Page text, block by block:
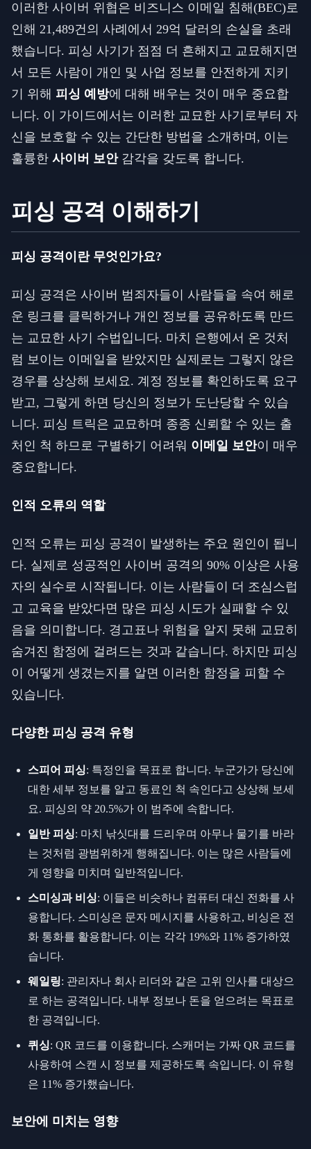
이러한 사이버 위협은 비즈니스 이메일 침해(BEC)로
인해 21,489건의 사례에서 29억 달러의 손실을 초래
했습니다. 피싱 사기가 점점 더 흔해지고 교묘해지면
서 모든 사람이 개인 및 사업 정보를 안전하게 지키
기 위해 피싱 예방에 대해 배우는 것이 매우 중요합
니다. 이 가이드에서는 이러한 교묘한 사기로부터 자
신을 보호할 수 있는 간단한 방법을 소개하며, 이는
훌륭한 사이버 보안감각을 갖도록 합니다.
피싱 공격 이해하기
피싱 공격이란 무엇인가요?
피싱 공격은 사이버 범죄자들이 사람들을 속여 해로
운 링크를 클릭하거나 개인 정보를 공유하도록 만드
는 교묘한 사기 수법입니다. 마치 은행에서 온 것처
럼 보이는 이메일을 받았지만 실제로는 그렇지 않은
경우를 상상해 보세요. 계정 정보를 확인하도록 요구
받고, 그렇게 하면 당신의 정보가 도난당할 수 있습
니다. 피싱 트릭은 교묘하며 종종 신뢰할 수 있는 출
처인 척 하므로 구별하기 어려워 이메일 보안이 매우
중요합니다.
인적 오류의 역할
인적 오류는 피싱 공격이 발생하는 주요 원인이 됩니
다. 실제로 성공적인 사이버 공격의 90% 이상은 사용
자의 실수로 시작됩니다. 이는 사람들이 더 조심스럽
고 교육을 받았다면 많은 피싱 시도가 실패할 수 있
음을 의미합니다. 경고표나 위험을 알지 못해 교묘히
숨겨진 함정에 걸려드는 것과 같습니다. 하지만 피싱
이 어떻게 생겼는지를 알면 이러한 함정을 피할 수
있습니다.
다양한 피싱 공격 유형
스피어 피싱: 특정인을 목표로 합니다. 누군가가 당신에
대한 세부 정보를 알고 동료인 척 속인다고 상상해 보세
요. 피싱의 약 20.5%가 이 범주에 속합니다.
일반 피싱: 마치 낚싯대를 드리우며 아무나 물기를 바라
는 것처럼 광범위하게 행해집니다. 이는 많은 사람들에
게 영향을 미치며 일반적입니다.
스미싱과 비싱: 이들은 비슷하나 컴퓨터 대신 전화를 사
용합니다. 스미싱은 문자 메시지를 사용하고, 비싱은 전
화 통화를 활용합니다. 이는 각각 19%와 11% 증가하였
습니다.
웨일링: 관리자나 회사 리더와 같은 고위 인사를 대상으
로 하는 공격입니다. 내부 정보나 돈을 얻으려는 목표로
한 공격입니다.
퀴싱: QR 코드를 이용합니다. 스캐머는 가짜 QR 코드를
사용하여 스캔 시 정보를 제공하도록 속입니다. 이 유형
은 11% 증가했습니다.
보안에 미치는 영향